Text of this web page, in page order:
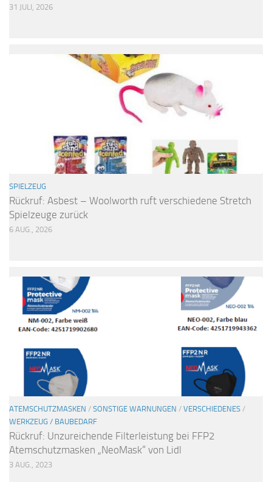
31 JULI, 2026
SPIELZEUG
Rückruf: Asbest – Woolworth ruft verschiedene Stretch
Spielzeuge zurück
6 AUG., 2026
ATEMSCHUTZMASKEN / SONSTIGE WARNUNGEN / VERSCHIEDENES /
WERKZEUG / BAUBEDARF
Rückruf: Unzureichende Filterleistung bei FFP2
Atemschutzmasken „NeoMask“ von Lidl
3 AUG., 2023